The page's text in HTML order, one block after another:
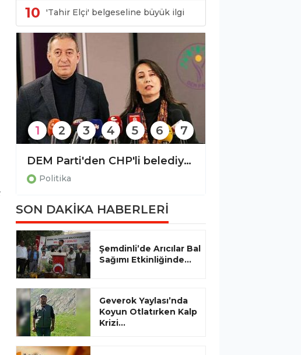
10 'Tahir Elçi' belgeseline büyük ilgi
DEM Parti'den CHP'li belediyelere yönelik operasyona tepki
Politika
1 2 3 4 5 6 7
SON DAKİKA HABERLERİ
Şemdinli’de Arıcılar Bal
Sağımı Etkinliğinde...
Geverok Yaylası’nda
Koyun Otlatırken Kalp
Krizi...